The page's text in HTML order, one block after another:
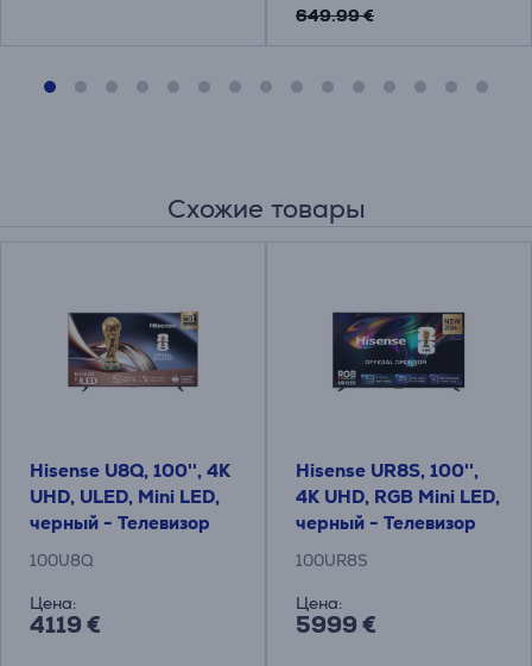
649.99 €
Схожие товары
Hisense U8Q, 100'', 4K
UHD, ULED, Mini LED,
черный - Телевизор
100U8Q
Цена:
4119 €
Hisense UR8S, 100'',
4K UHD, RGB Mini LED,
черный - Телевизор
100UR8S
Цена:
5999 €